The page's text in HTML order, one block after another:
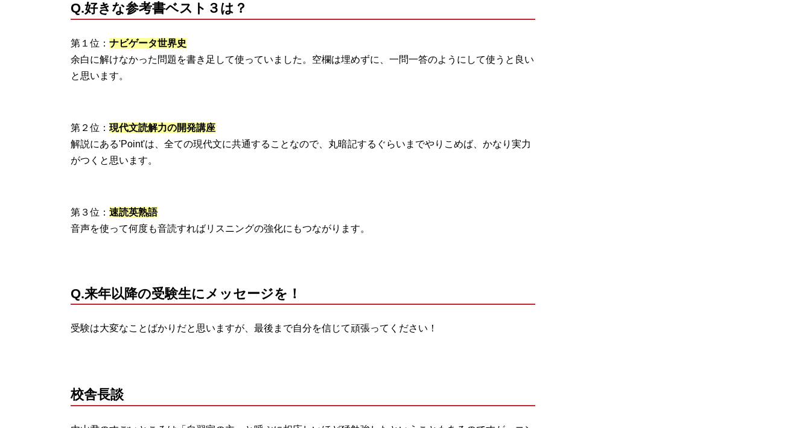
Q.好きな参考書ベスト３は？
第１位： ナビゲータ世界史
余白に解けなかった問題を書き足して使っていました。空欄は埋めずに、一問一答のようにして使うと良い
と思います。
第２位： 現代文読解力の開発講座
解説にある'Point'は、全ての現代文に共通することなので、丸暗記するぐらいまでやりこめば、かなり実力
がつくと思います。
第３位： 速読英熟語
音声を使って何度も音読すればリスニングの強化にもつながります。
Q.来年以降の受験生にメッセージを！
受験は大変なことばかりだと思いますが、最後まで自分を信じて頑張ってください！
校舎長談